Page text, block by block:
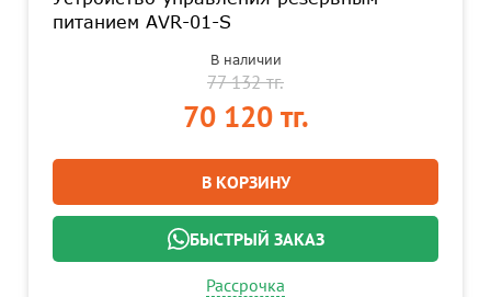
питанием AVR-01-S
В наличии
77 132 тг.
70 120 тг.
В КОРЗИНУ
БЫСТРЫЙ ЗАКАЗ
Рассрочка